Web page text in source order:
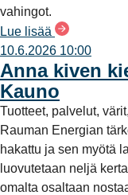
vahingot.
Lue lisää
10.6.2026 10:00
Anna kiven
Kauno
Tuotteet, palvelut,
Rauman Energian
hakattu ja sen myötä
luovutetaan neljä
omalta osaltaan